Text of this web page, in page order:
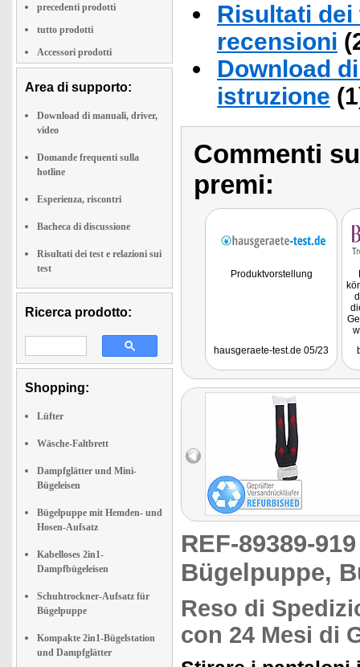
precedenti prodotti
tutto prodotti
Accessori prodotti
Area di supporto:
Download di manuali, driver,
video
Domande frequenti sulla
hotline
Esperienza, riscontri
Bacheca di discussione
Risultati dei test e relazioni sui
test
Ricerca prodotto:
Shopping:
Lüfter
Wäsche-Faltbrett
Dampfglätter und Mini-
Bügeleisen
Bügelpuppe mit Hemden- und
Hosen-Aufsatz
Kabelloses 2in1-
Dampfbügeleisen
Schuhtrockner-Aufsatz für
Bügelpuppe
Kompakte 2in1-Bügelstation
und Dampfglätter
Risultati
recensioni
Download
istruzione
Commenti
premi:
Produktvorstellung
hausgeraete-test.de 05/23
REF-89389-
Bügelpuppe,
Reso di
con 24 Mesi di